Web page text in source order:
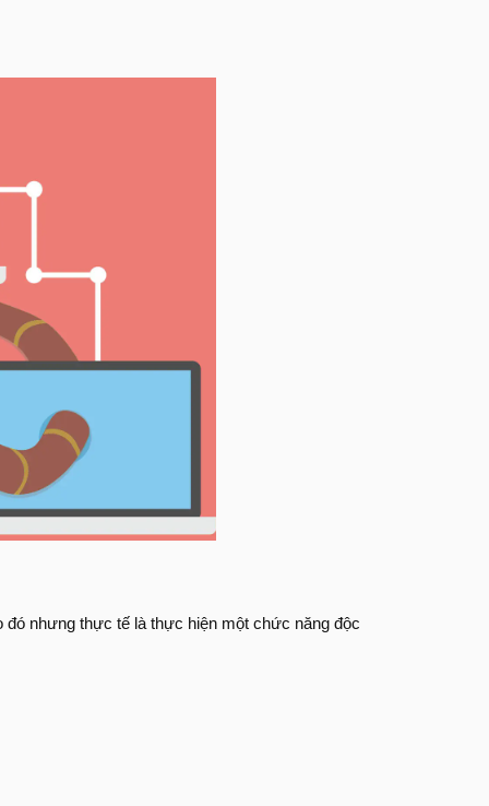
nhưng thực tế là thực hiện một chức năng độc